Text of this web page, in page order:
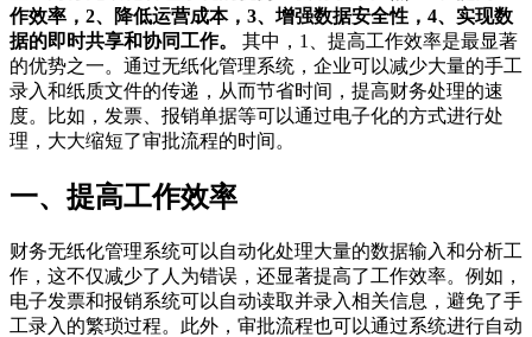
作效率，2、降低运营成本，3、增强数据安全性，4、实现数
据的即时共享和协同工作。
其中，1、提高工作效率是最显著
的优势之一。通过无纸化管理系统，企业可以减少大量的手工
录入和纸质文件的传递，从而节省时间，提高财务处理的速
度。比如，发票、报销单据等可以通过电子化的方式进行处
理，大大缩短了审批流程的时间。
一、提高工作效率
财务无纸化管理系统可以自动化处理大量的数据输入和分析工
作，这不仅减少了人为错误，还显著提高了工作效率。例如，
电子发票和报销系统可以自动读取并录入相关信息，避免了手
工录入的繁琐过程。此外，审批流程也可以通过系统进行自动